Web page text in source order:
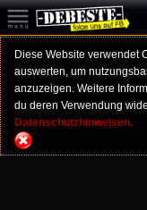
Diese Website verwendet
auswerten, um
anzuzeigen. Weitere
du deren Verwendung
Datenschutzhinweisen.